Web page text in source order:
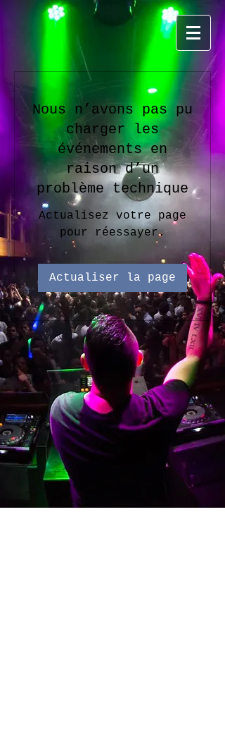
Nous n’avons pas pu
charger les
événements en
raison d’un
problème technique
Actualisez votre page
pour réessayer.
Actualiser la page